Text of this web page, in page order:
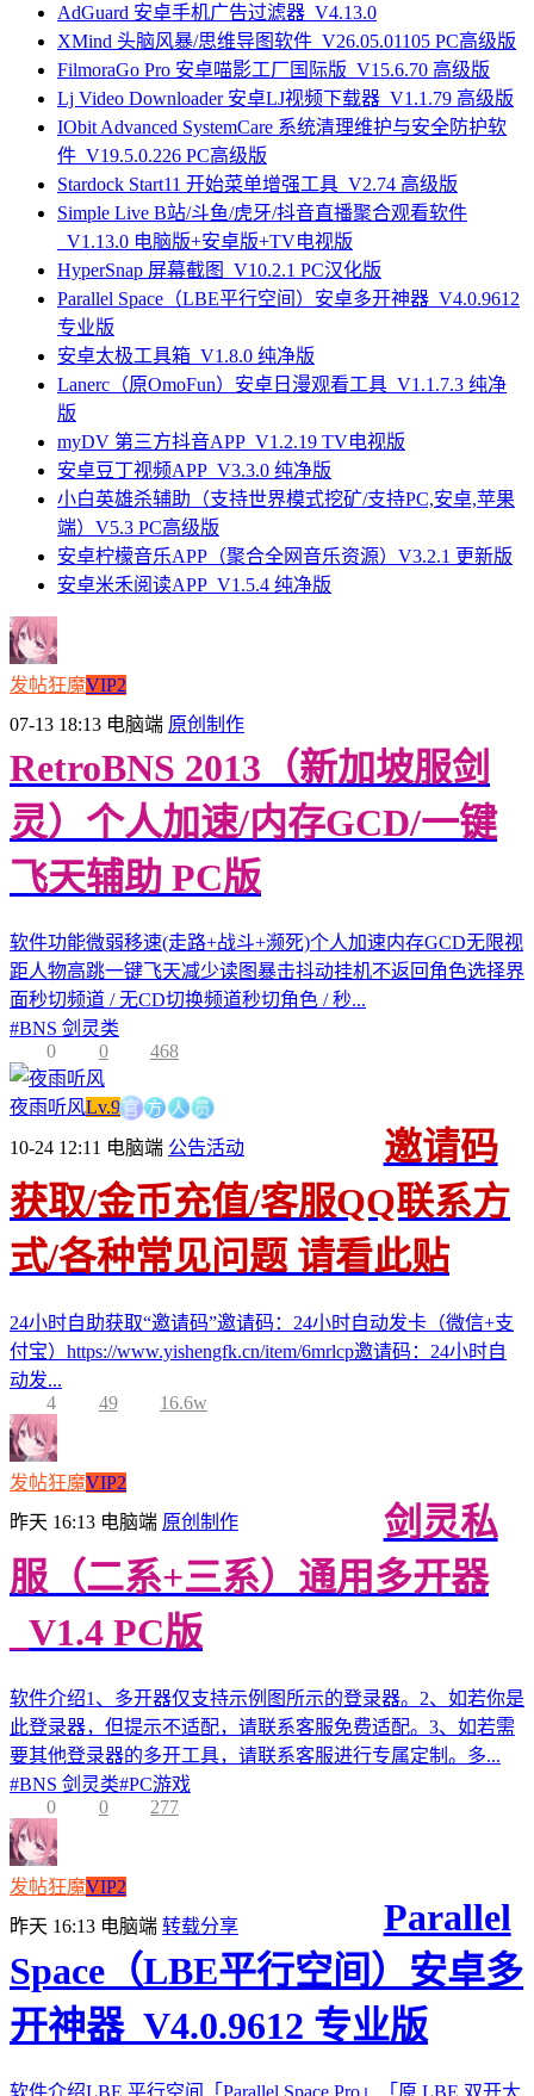
AdGuard 安卓手机广告过滤器_V4.13.0
XMind 头脑风暴/思维导图软件_V26.05.01105 PC高级版
FilmoraGo Pro 安卓喵影工厂国际版_V15.6.70 高级版
Lj Video Downloader 安卓LJ视频下载器_V1.1.79 高级版
IObit Advanced SystemCare 系统清理维护与安全防护软
件_V19.5.0.226 PC高级版
Stardock Start11 开始菜单增强工具_V2.74 高级版
Simple Live B站/斗鱼/虎牙/抖音直播聚合观看软件
_V1.13.0 电脑版+安卓版+TV电视版
HyperSnap 屏幕截图_V10.2.1 PC汉化版
Parallel Space（LBE平行空间）安卓多开神器_V4.0.9612
专业版
安卓太极工具箱_V1.8.0 纯净版
Lanerc（原OmoFun）安卓日漫观看工具_V1.1.7.3 纯净
版
myDV 第三方抖音APP_V1.2.19 TV电视版
安卓豆丁视频APP_V3.3.0 纯净版
小白英雄杀辅助（支持世界模式挖矿/支持PC,安卓,苹果
端）V5.3 PC高级版
安卓柠檬音乐APP（聚合全网音乐资源）V3.2.1 更新版
安卓米禾阅读APP_V1.5.4 纯净版
发帖狂魔VIP2
07-13 18:13 电脑端 原创制作
RetroBNS 2013（新加坡服剑
灵）个人加速/内存GCD/一键
飞天辅助 PC版
软件功能微弱移速(走路+战斗+濒死)个人加速内存GCD无限视
距人物高跳一键飞天减少读图暴击抖动挂机不返回角色选择界
面秒切频道 / 无CD切换频道秒切角色 / 秒...
#BNS 剑灵类
0
0 468
夜雨听风Lv.9官方人员
10-24 12:11 电脑端 公告活动
邀请码
获取/金币充值/客服QQ联系方
式/各种常见问题 请看此贴
24小时自助获取“邀请码”邀请码：24小时自动发卡（微信+支
付宝）https://www.yishengfk.cn/item/6mrlcp邀请码：24小时自
动发...
4
49 16.6w
发帖狂魔VIP2
昨天 16:13 电脑端 原创制作
剑灵私
服（二系+三系）通用多开器
_V1.4 PC版
软件介绍1、多开器仅支持示例图所示的登录器。2、如若你是
此登录器，但提示不适配，请联系客服免费适配。3、如若需
要其他登录器的多开工具，请联系客服进行专属定制。多...
#BNS 剑灵类#PC游戏
0
0 277
发帖狂魔VIP2
昨天 16:13 电脑端 转载分享
Parallel
Space（LBE平行空间）安卓多
开神器_V4.0.9612 专业版
软件介绍LBE 平行空间「Parallel Space Pro」「原 LBE 双开大